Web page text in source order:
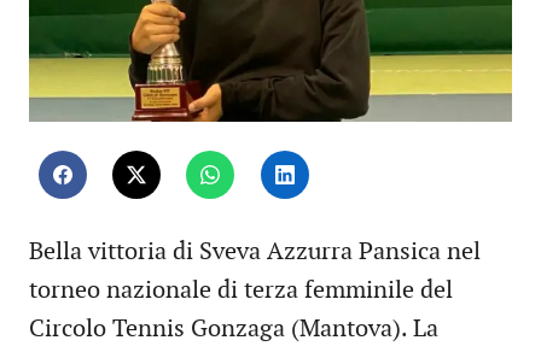
Bella vittoria di Sveva Azzurra Pansica nel
torneo nazionale di terza femminile del
Circolo Tennis Gonzaga (Mantova). La